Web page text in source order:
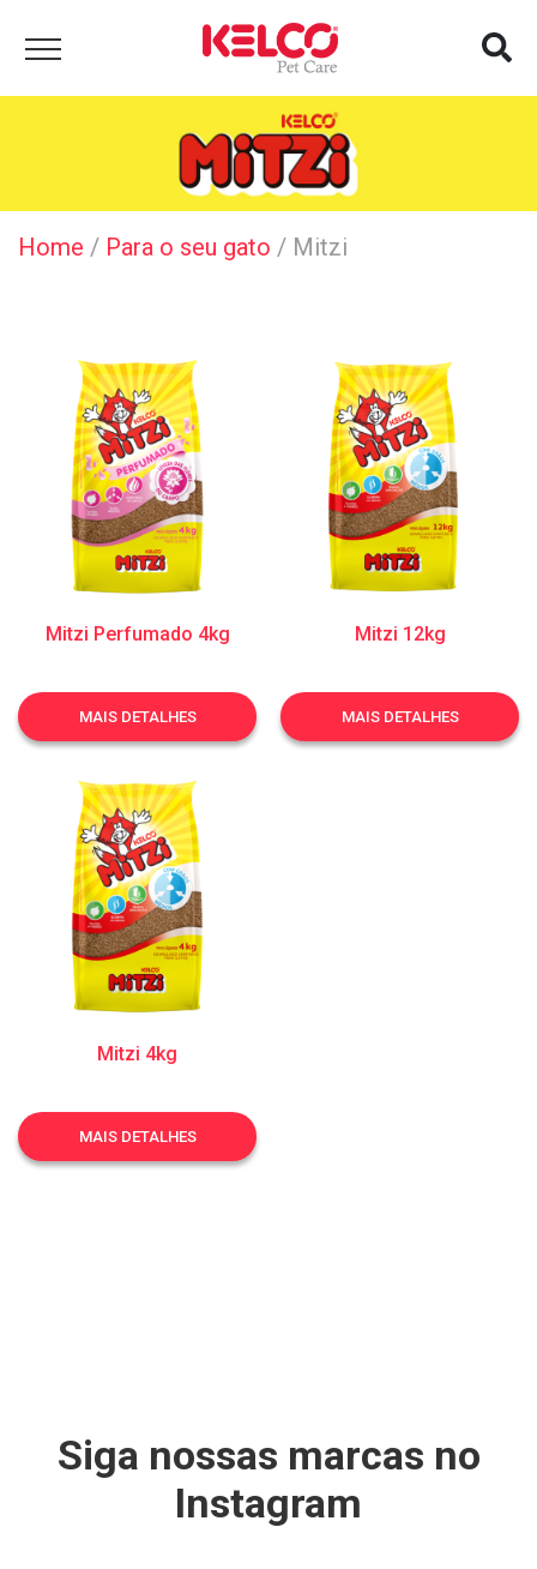
Home / Para o seu gato / Mitzi
Mitzi Perfumado 4kg
MAIS DETALHES
Mitzi 12kg
MAIS DETALHES
Mitzi 4kg
MAIS DETALHES
Siga nossas marcas no
Instagram